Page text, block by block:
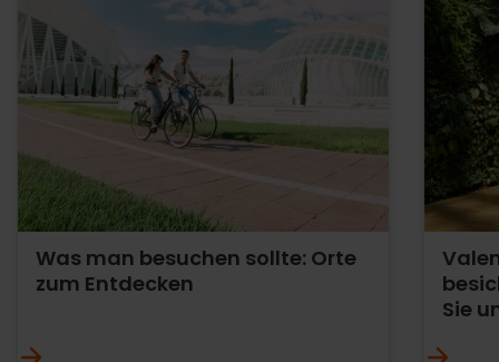
Was man besuchen sollte: Orte
zum Entdecken
Sie